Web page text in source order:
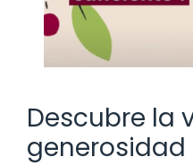
Descubre la
generosidad